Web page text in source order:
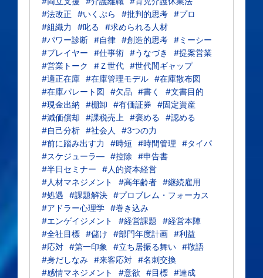
#法改正
#いくぷら #批判的思考 #プロ
#組織力
#叱る
#求められる人材
#パワー診断 #自律 #創造的思考 #ミーシー
#プレイヤー
#仕事術 #うなづき
#提案営業
#営業トーク
#Ｚ世代 #世代間ギャップ
#適正在庫 #在庫管理モデル #在庫散布図
#在庫パレート図
#欠品 #書く
#文書目的
#現金出納
#棚卸 #有価証券
#固定資産
#減価償却
#課税売上 #褒める
#認める
#自己分析 #社会人
#3つの力
#前に踏み出す力
#時短 #時間管理
#タイパ
#スケジューラ― #控除
#申告書
#半日セミナー
#人的資本経営
#人材マネジメント
#高年齢者 #継続雇用
#処遇
#課題解決 #プロブレム・フォーカス
#アドラー心理学 #巻き込み
#エンゲイジメント
#経営課題
#経営本陣
#全社目標 #儲け #部門年度計画 #利益
#応対 #第一印象 #立ち居振る舞い #敬語
#身だしなみ #来客応対 #名刺交換
#感情マネジメント
#意欲 #目標 #達成